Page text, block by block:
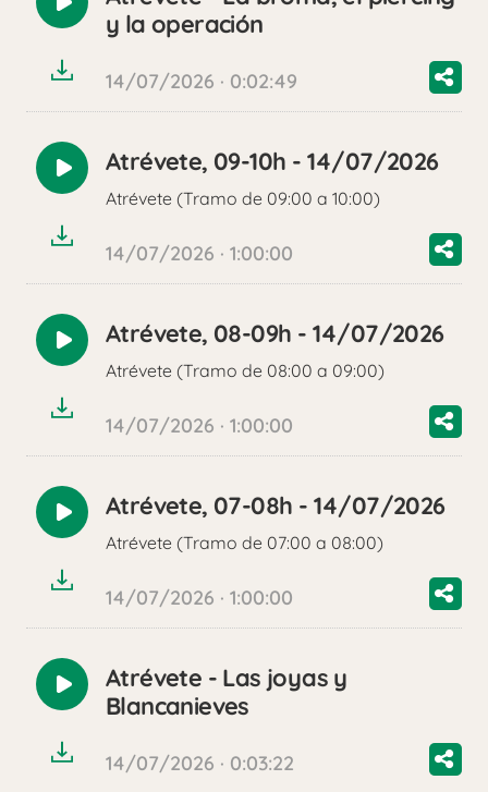
Reproducir
audioy la operación
14/07/2026 · 0:02:49
Reproducir
audio
Atrévete, 09-10h - 14/07/2026
Atrévete (Tramo de 09:00 a 10:00)
14/07/2026 · 1:00:00
Reproducir
audio
Atrévete, 08-09h - 14/07/2026
Atrévete (Tramo de 08:00 a 09:00)
14/07/2026 · 1:00:00
Reproducir
audio
Atrévete, 07-08h - 14/07/2026
Atrévete (Tramo de 07:00 a 08:00)
14/07/2026 · 1:00:00
Reproducir
audio
Atrévete - Las joyas y
Blancanieves
14/07/2026 · 0:03:22